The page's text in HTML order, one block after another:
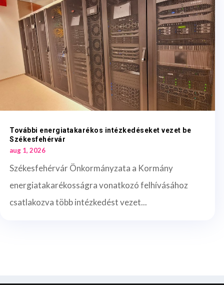
További energiatakarékos intézkedéseket vezet be
Székesfehérvár
aug 1, 2026
Székesfehérvár Önkormányzata a Kormány
energiatakarékosságra vonatkozó felhívásához
csatlakozva több intézkedést vezet...